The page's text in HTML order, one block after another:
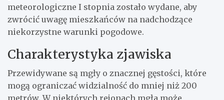
meteorologiczne I stopnia zostało wydane, aby
zwrócić uwagę mieszkańców na nadchodzące
niekorzystne warunki pogodowe.
Charakterystyka zjawiska
Przewidywane są mgły o znacznej gęstości, które
mogą ograniczać widzialność do mniej niż 200
metrów. W niektórych rejonach mgła może